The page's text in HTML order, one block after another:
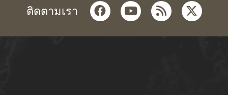
ติดตามเรา facebookyoutube
rss twitter